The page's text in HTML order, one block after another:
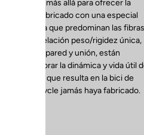
va un paso más allá para ofrecer la
está fabricado con una especial
en la que predominan las
una relación peso/rigidez única,
espesor de pared y unión, están
para mejorar la dinámica y vida útil
artesanal que resulta en la bici de
LOOK Cycle jamás haya fabricado.